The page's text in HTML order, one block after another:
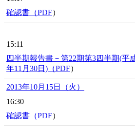
確認書（PDF）
15:11
四半期報告書－第22期第3四半期(平
年11月30日)（PDF）
2013年10月15日（火）
16:30
確認書（PDF）